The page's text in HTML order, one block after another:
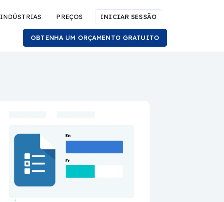
INDÚSTRIAS PREÇOS INICIAR SESSÃO
OBTENHA UM ORÇAMENTO GRATUITO